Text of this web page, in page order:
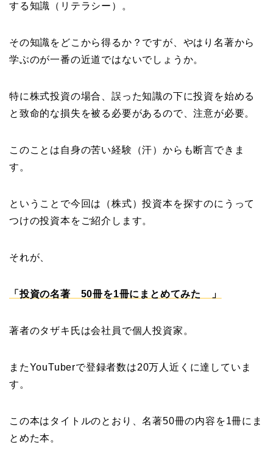
する知識（リテラシー）。
その知識をどこから得るか？ですが、やはり名著から
学ぶのが一番の近道ではないでしょうか。
特に株式投資の場合、誤った知識の下に投資を始める
と致命的な損失を被る必要があるので、注意が必要。
このことは自身の苦い経験（汗）からも断言できま
す。
ということで今回は（株式）投資本を探すのにうって
つけの投資本をご紹介します。
それが、
「投資の名著 50冊を1冊にまとめてみた 」
著者のタザキ氏は会社員で個人投資家。
またYouTuberで登録者数は20万人近くに達していま
す。
この本はタイトルのとおり、名著50冊の内容を1冊にま
とめた本。